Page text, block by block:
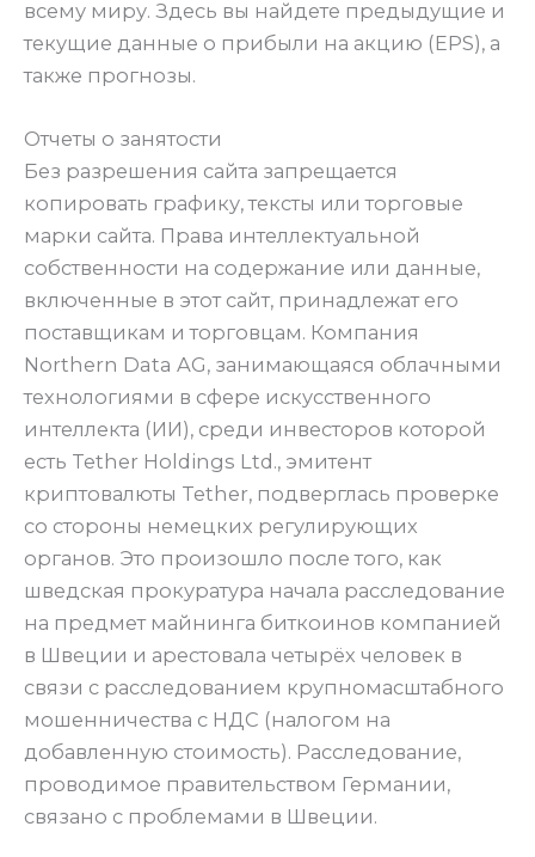
всему миру. Здесь вы найдете предыдущие и
текущие данные о прибыли на акцию (EPS), а
также прогнозы.
Отчеты о занятости
Без разрешения сайта запрещается
копировать графику, тексты или торговые
марки сайта. Права интеллектуальной
собственности на содержание или данные,
включенные в этот сайт, принадлежат его
поставщикам и торговцам. Компания
Northern Data AG, занимающаяся облачными
технологиями в сфере искусственного
интеллекта (ИИ), среди инвесторов которой
есть Tether Holdings Ltd., эмитент
криптовалюты Tether, подверглась проверке
со стороны немецких регулирующих
органов. Это произошло после того, как
шведская прокуратура начала расследование
на предмет майнинга биткоинов компанией
в Швеции и арестовала четырёх человек в
связи с расследованием крупномасштабного
мошенничества с НДС (налогом на
добавленную стоимость). Расследование,
проводимое правительством Германии,
связано с проблемами в Швеции.